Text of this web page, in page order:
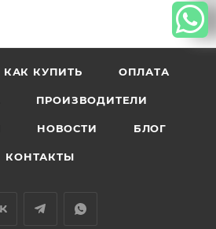
КАК КУПИТЬ ОПЛАТА
ПРОИЗВОДИТЕЛИ
НОВОСТИ БЛОГ
КОНТАКТЫ